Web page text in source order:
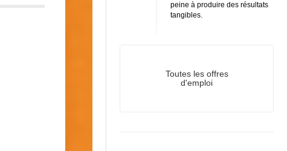
peine à produire des résultats
tangibles.
Toutes les offres
d'emploi